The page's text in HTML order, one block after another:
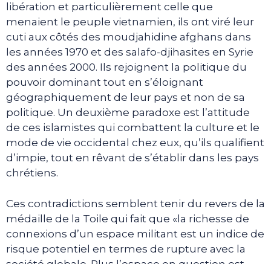
libération et particulièrement celle que
menaient le peuple vietnamien, ils ont viré leur
cuti aux côtés des moudjahidine afghans dans
les années 1970 et des salafo-djihasites en Syrie
des années 2000. Ils rejoignent la politique du
pouvoir dominant tout en s’éloignant
géographiquement de leur pays et non de sa
politique. Un deuxième paradoxe est l’attitude
de ces islamistes qui combattent la culture et le
mode de vie occidental chez eux, qu’ils qualifient
d’impie, tout en rêvant de s’établir dans les pays
chrétiens.
Ces contradictions semblent tenir du revers de la
médaille de la Toile qui fait que «la richesse de
connexions d’un espace militant est un indice de
risque potentiel en termes de rupture avec la